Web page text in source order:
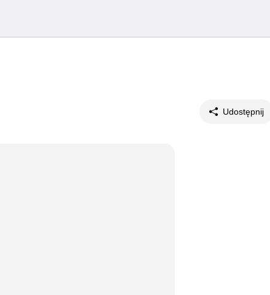
Udostępnij